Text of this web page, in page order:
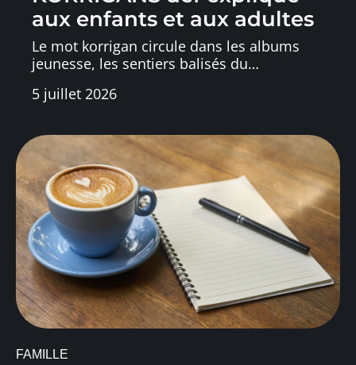
aux enfants et aux adultes
Le mot korrigan circule dans les albums
jeunesse, les sentiers balisés du…
5 juillet 2026
FAMILLE